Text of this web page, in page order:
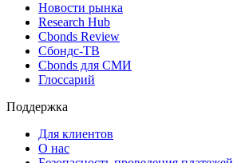
Новости рынка
Research Hub
Cbonds Review
Сбондс-ТВ
Cbonds для СМИ
Глоссарий
Поддержка
Для клиентов
О нас